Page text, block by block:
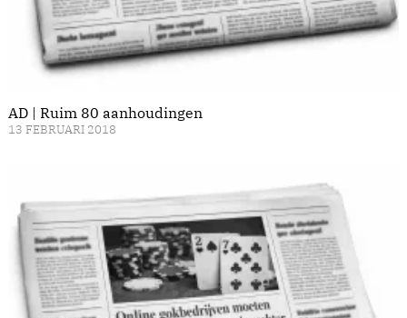
AD | Ruim 80 aanhoudingen
13 FEBRUARI 2018